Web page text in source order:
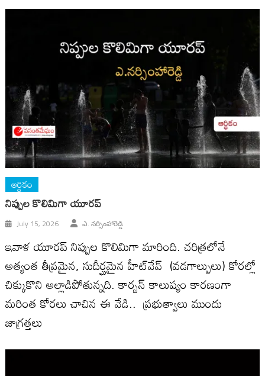
ఆర్ధికం
నిప్పుల కొలిమిగా యూరప్
July 15, 2026 ఎ. నర్సింహారెడ్డి
ఇవాళ యూరప్ నిప్పుల కొలిమిగా మారింది. చరిత్రలోనే
అత్యంత తీవ్రమైన, సుదీర్ఘమైన హీట్‌వేవ్ (వడగాల్పులు) కోరల్లో
చిక్కుకొని అల్లాడిపోతున్నది. కార్బన్ కాలుష్యం కారణంగా
మరింత కోరలు చాచిన ఈ వేడి.. ప్రభుత్వాలు ముందు
జాగ్రత్తలు